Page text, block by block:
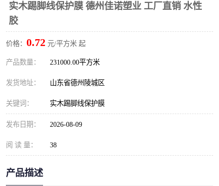
实木踢脚线保护膜 德州佳诺塑业 工厂直销 水性
胶
价格： 0.72 元/平方米 起
产品数量： 231000.00平方米
发货地址： 山东省德州陵城区
关键词： 实木踢脚线保护膜
发布日期： 2026-08-09
阅 读 量： 38
产品描述